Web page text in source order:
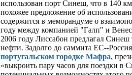
использован порт Синеш, что в 140
похожее предложение об
содержится в меморандуме о
году между компанией "Галп" и
2006 году Лиссабон предлагал Синеш
нефти. Задолго до саммита ЕС--
португальском городке Мафра,
«выкроить пару часов для поездки в